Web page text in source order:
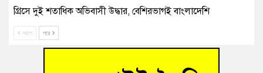
গ্রিসে দুই শতাধিক অভিবাসী উদ্ধার, বেশিরভাগই বাংলাদেশি
বুড়িচংয়ে নিখোঁজের ৩ দিন পর ফিশারির পুকুরে রিকশাচালকের মরদেহ
আগে পরে